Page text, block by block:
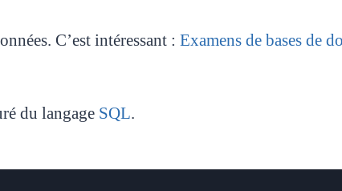
C’est intéressant : Examens de bases de
du langage SQL.